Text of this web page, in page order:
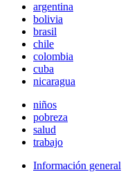
argentina
bolivia
brasil
chile
colombia
cuba
nicaragua
niños
pobreza
salud
trabajo
Información general